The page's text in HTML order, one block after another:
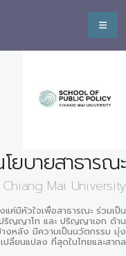
ยบายสาธารณะ
Mai University
แค่มีหัวใจเพื่อสาธารณะ ร่วมเป็น
ริญญาโท และ ปริญญาเอก ด้าน
งหลัง มีความเป็นนวัตกรรม มุ่ง
ปลี่ยนแปลง ที่สุดในไทยและสากล